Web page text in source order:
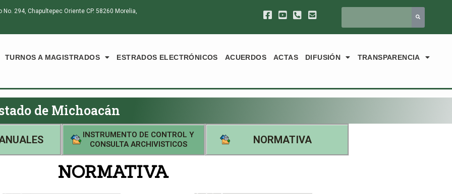
294, Chapultepec Oriente CP. 58260 Morelia,
TURNOS A MAGISTRADOS ESTRADOS ELECTRÓNICOS ACUERDOS ACTAS DIFUSIÓN TRANSPARENCIA
de Michoacán
INSTRUMENTO DE CONTROL Y
CONSULTA ARCHIVISTICOS
NORMATIVA
NORMATIVA